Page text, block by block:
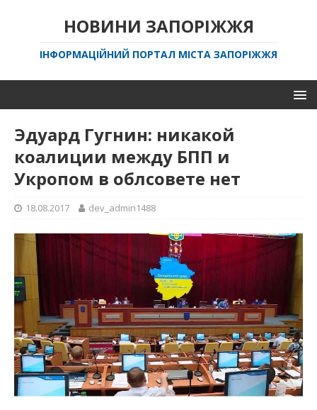
НОВИНИ ЗАПОРІЖЖЯ
ІНФОРМАЦІЙНИЙ ПОРТАЛ МІСТА ЗАПОРІЖЖЯ
Эдуард Гугнин: никакой
коалиции между БПП и
Укропом в облсовете нет
18.08.2017 dev_admin1488